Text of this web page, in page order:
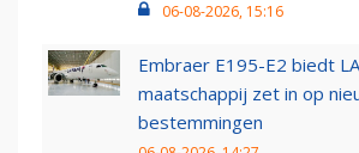
06-08-2026, 15:16
Embraer E195-E2 biedt
maatschappij zet in op
bestemmingen